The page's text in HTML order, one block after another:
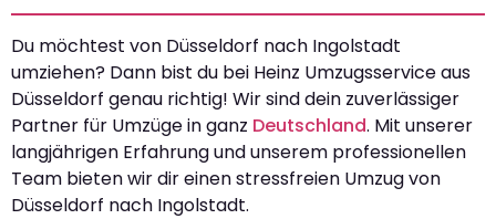
Du möchtest von Düsseldorf nach Ingolstadt
umziehen? Dann bist du bei Heinz Umzugsservice aus
Düsseldorf genau richtig! Wir sind dein zuverlässiger
Partner für Umzüge in ganz Deutschland. Mit unserer
langjährigen Erfahrung und unserem professionellen
Team bieten wir dir einen stressfreien Umzug von
Düsseldorf nach Ingolstadt.